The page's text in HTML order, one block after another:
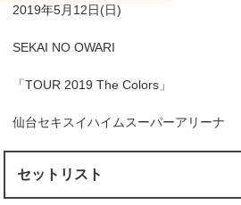
2019年5月12日(日)
SEKAI NO OWARI
「TOUR 2019 The Colors」
仙台セキスイハイムスーパーアリーナ
セットリスト